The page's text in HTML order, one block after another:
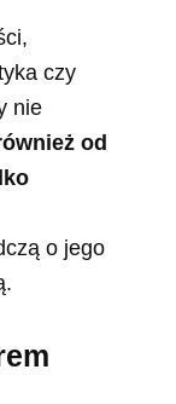
czy
nie
od
o jego